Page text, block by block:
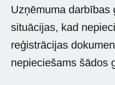
Uzņēmuma darbības
situācijas, kad
reģistrācijas
nepieciešams šādos